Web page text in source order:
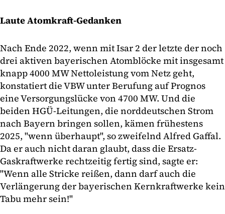
Laute Atomkraft-Gedanken
Nach Ende 2022, wenn mit Isar 2 der letzte der noch
drei aktiven bayerischen Atomblöcke mit insgesamt
knapp 4000 MW Nettoleistung vom Netz geht,
konstatiert die VBW unter Berufung auf Prognos
eine Versorgungslücke von 4700 MW. Und die
beiden HGÜ-Leitungen, die norddeutschen Strom
nach Bayern bringen sollen, kämen frühestens
2025, "wenn überhaupt", so zweifelnd Alfred Gaffal.
Da er auch nicht daran glaubt, dass die Ersatz-
Gaskraftwerke rechtzeitig fertig sind, sagte er:
"Wenn alle Stricke reißen, dann darf auch die
Verlängerung der bayerischen Kernkraftwerke kein
Tabu mehr sein!"